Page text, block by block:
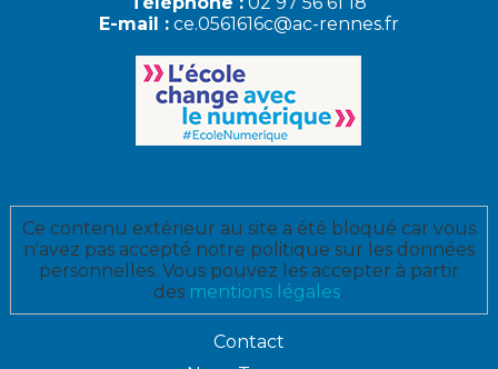
E-mail : ce.0561616c@ac-rennes.fr
Ce contenu extérieur au site a été bloqué car vous
n'avez pas accepté notre politique sur les données
personnelles. Vous pouvez les accepter à partir
des mentions légales.
Contact